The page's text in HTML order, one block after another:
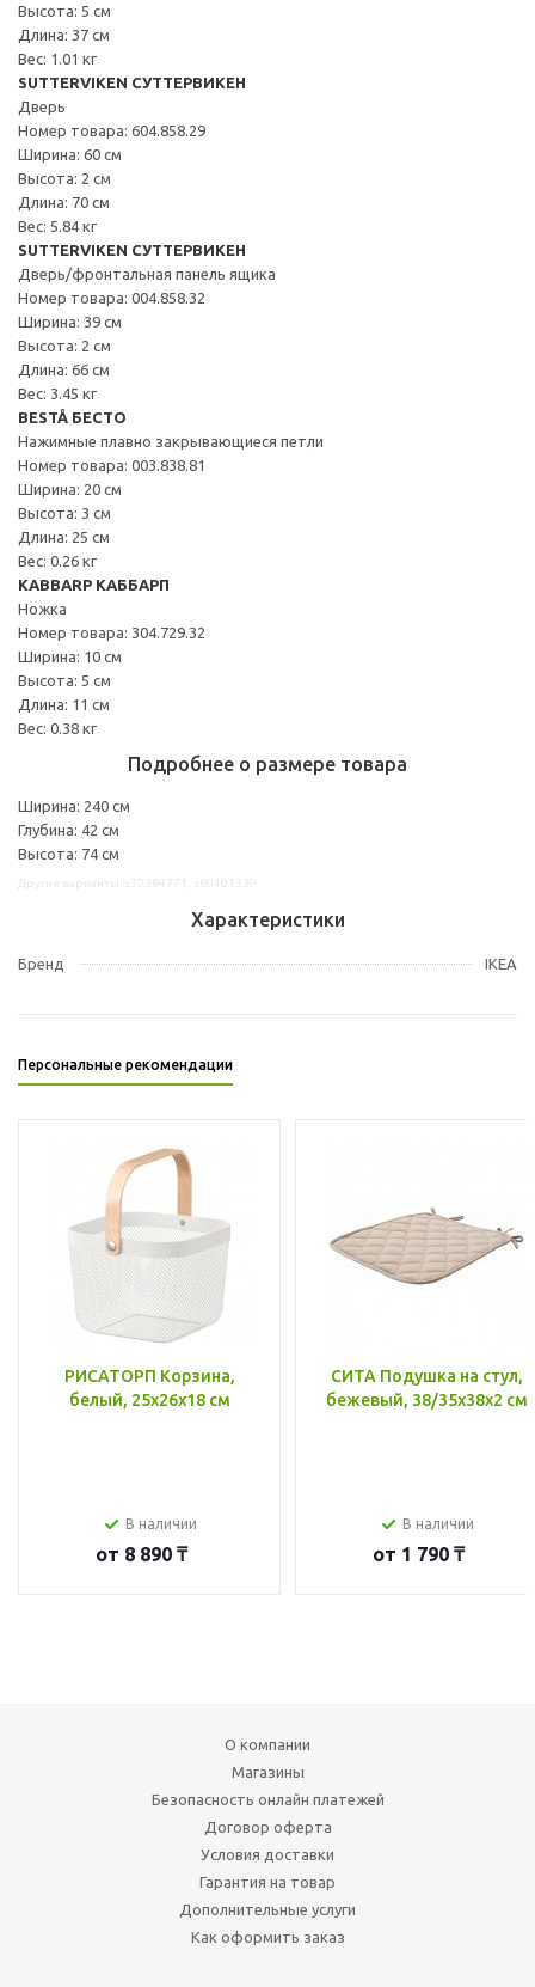
Высота: 5 см
Длина: 37 см
Вес: 1.01 кг
SUTTERVIKEN СУТТЕРВИКЕН
Дверь
Номер товара: 604.858.29
Ширина: 60 см
Высота: 2 см
Длина: 70 см
Вес: 5.84 кг
SUTTERVIKEN СУТТЕРВИКЕН
Дверь/фронтальная панель ящика
Номер товара: 004.858.32
Ширина: 39 см
Высота: 2 см
Длина: 66 см
Вес: 3.45 кг
BESTÅ БЕСТО
Нажимные плавно закрывающиеся петли
Номер товара: 003.838.81
Ширина: 20 см
Высота: 3 см
Длина: 25 см
Вес: 0.26 кг
KABBARP КАББАРП
Ножка
Номер товара: 304.729.32
Ширина: 10 см
Высота: 5 см
Длина: 11 см
Вес: 0.38 кг
Подробнее о размере товара
Ширина: 240 см
Глубина: 42 см
Высота: 74 см
Характеристики
Бренд IKEA
Персональные рекомендации
РИСАТОРП Корзина,
белый, 25x26x18 см
В наличии
от 8 890 ₸
СИТА Подушка на стул,
бежевый, 38/35x38x2 см
В наличии
от 1 790 ₸
О компании
Магазины
Безопасность онлайн платежей
Договор оферта
Условия доставки
Гарантия на товар
Дополнительные услуги
Как оформить заказ